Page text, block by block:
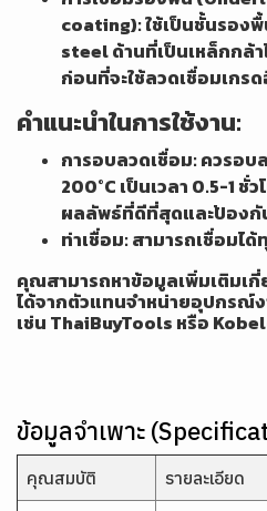
coating): ใช้เป็นชั้นรอง
steel ด้านที่เป็นเหล็กกล้า
ก่อนที่จะใช้ลวดเชื่อมเกร
คำแนะนำในการใช้งาน:
การอบลวดเชื่อม: ควรอ
200°C เป็นเวลา 0.5-1 ชั่
ผลลัพธ์ที่ดีที่สุดและป้องกั
ท่าเชื่อม: สามารถเชื่อมได้
คุณสามารถหาข้อมูลเพิ่มเติมเ
ได้จากตัวแทนจำหน่ายอุปกรณ์
เช่น ThaiBuyTools หรือ
ข้อมูลจำเพาะ
คุณสมบัติ รายละเอียด